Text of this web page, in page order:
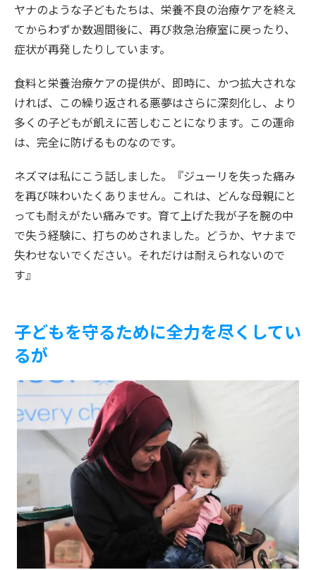
ヤナのような子どもたちは、栄養不良の治療ケアを終え
てからわずか数週間後に、再び救急治療室に戻ったり、
症状が再発したりしています。
食料と栄養治療ケアの提供が、即時に、かつ拡大されな
ければ、この繰り返される悪夢はさらに深刻化し、より
多くの子どもが飢えに苦しむことになります。この運命
は、完全に防げるものなのです。
ネズマは私にこう話しました。『ジューリを失った痛み
を再び味わいたくありません。これは、どんな母親にと
っても耐えがたい痛みです。育て上げた我が子を腕の中
で失う経験に、打ちのめされました。どうか、ヤナまで
失わせないでください。それだけは耐えられないので
す』
子どもを守るために全力を尽くしてい
るが